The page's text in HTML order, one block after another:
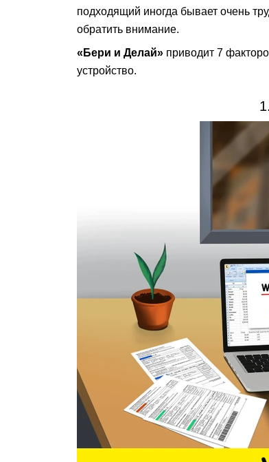
подходящий иногда бывает очень
обратить внимание.
«Бери и Делай» приводит 7
устройство.